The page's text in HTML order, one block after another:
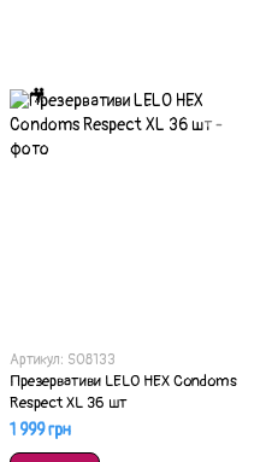
Артикул: SO8133
Презервативи LELO HEX Condoms
Respect XL 36 шт
1 999 грн